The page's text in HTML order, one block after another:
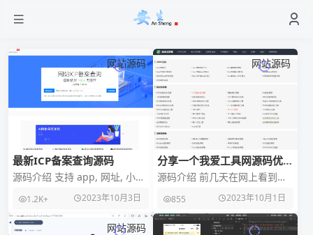
网站源码
最新ICP备案查询源码
源码介绍 支持 app, 网址, 小程
序, 快应用的备案查询系统，此
源码采用 thinkphp框架进
1.2K+ 2023年10月3日
网站源码
分享一个我爱工具网源码优化
版
源码介绍 前几天在网上看到了
一个不错的工具网源码，但是
源码存在一些问题，遂进行了
修改优化。来自彩虹修
855 2023年10月1日
网站源码 微信小程序